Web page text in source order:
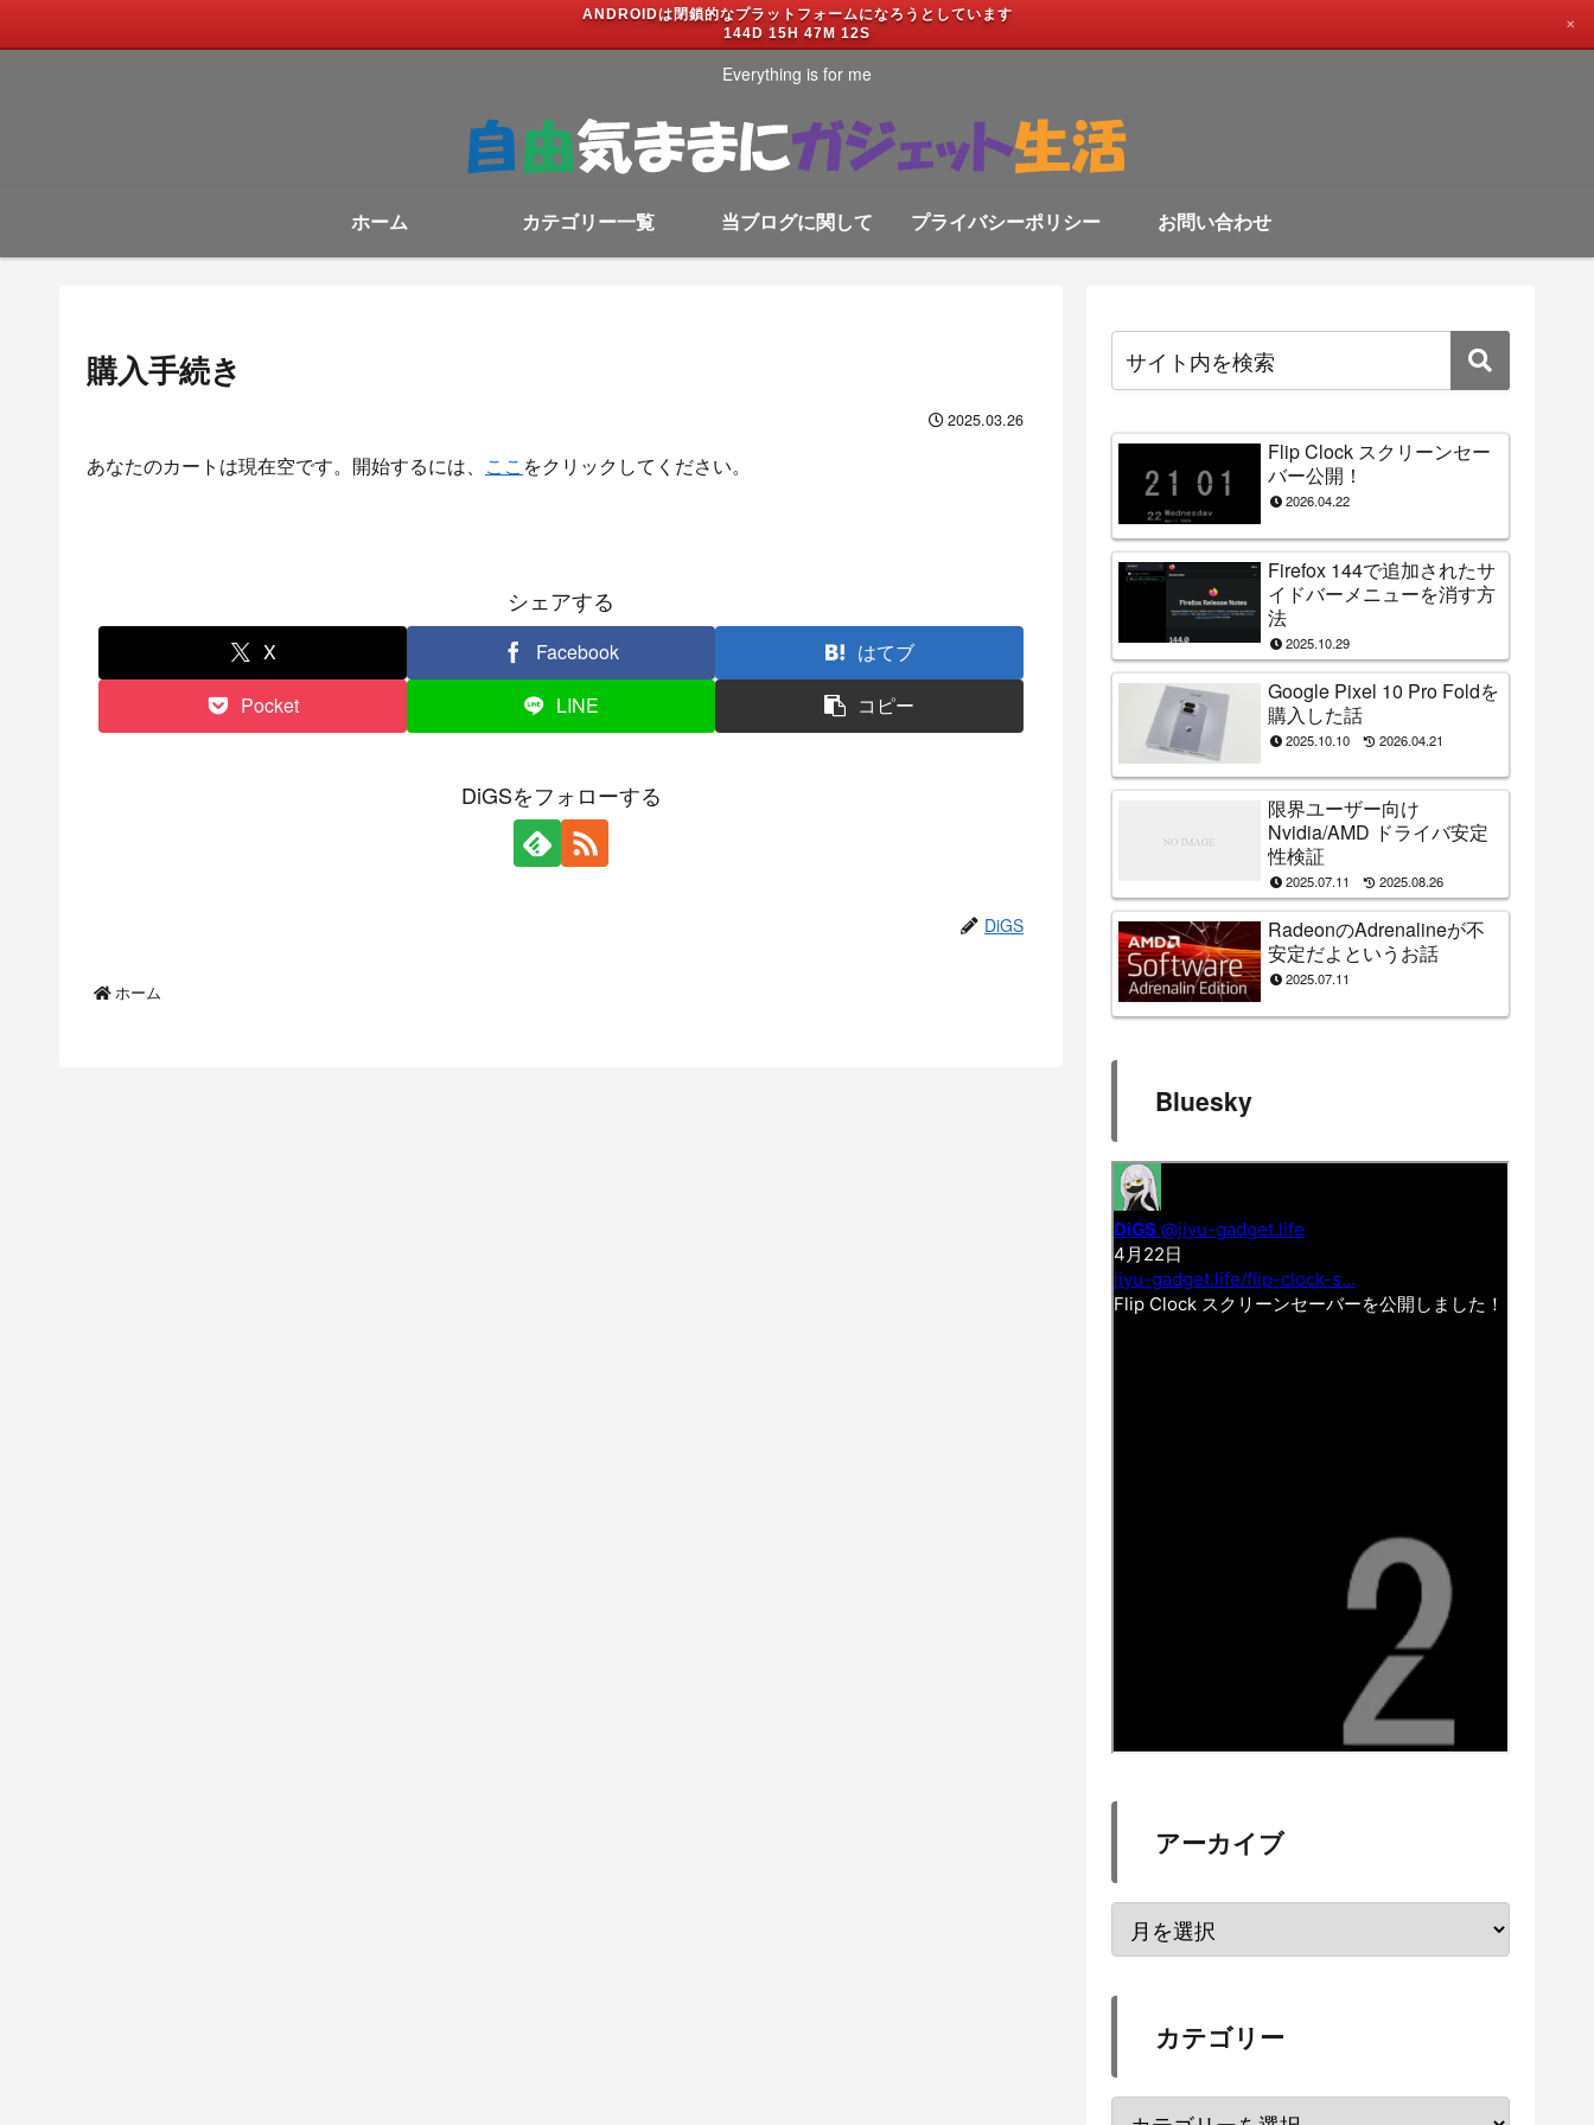
ANDROIDは閉鎖的なプラットフォームになろうとしています
144D 15H 47M 12S
✕
Everything is for me
ホーム カテゴリー一覧 当ブログに関して プライバシーポリシー お問い合わせ
購入手続き
2025.03.26
あなたのカートは現在空です。開始するには、 ここ をクリックしてください。
シェアする
X Facebook
はてブ
Pocket
LINE コピー
DiGSをフォローする
DiGS
ホーム
Flip Clock スクリーンセー
バー公開！
2026.04.22
Firefox 144で追加されたサ
イドバーメニューを消す方
法
2025.10.29
Google Pixel 10 Pro Foldを
購入した話
2025.10.10 2026.04.21
限界ユーザー向け
Nvidia/AMD ドライバ安定
性検証
2025.07.11 2025.08.26
RadeonのAdrenalineが不
安定だよというお話
2025.07.11
Bluesky
アーカイブ
カテゴリー